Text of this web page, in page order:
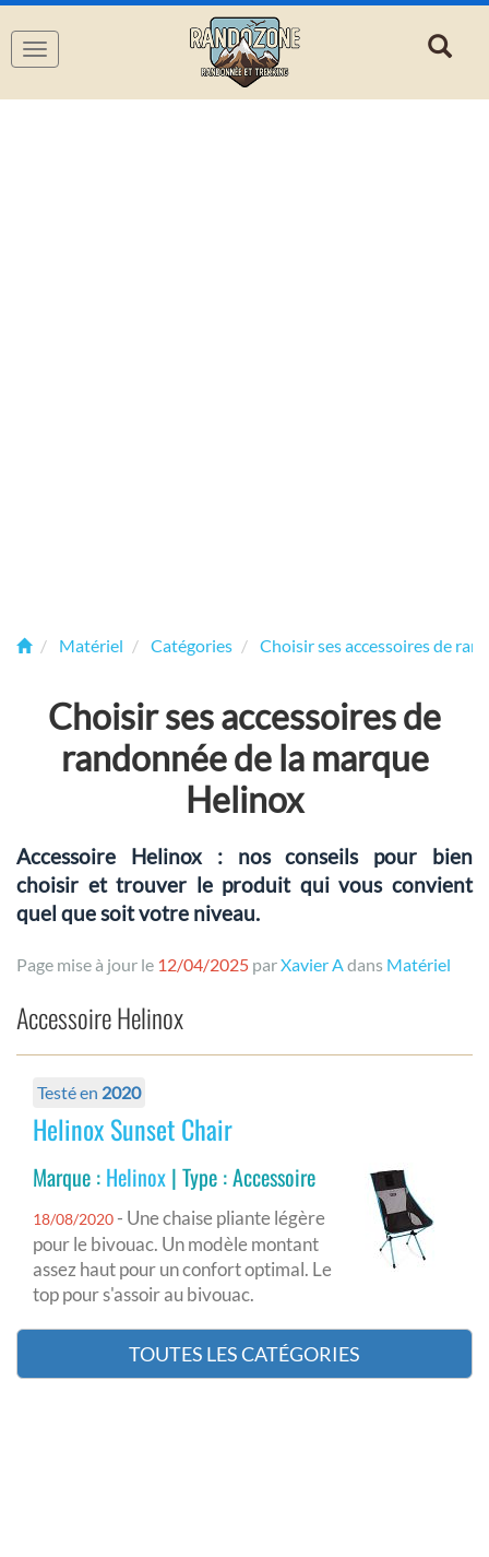
Navigation
Matériel Catégories Choisir ses accessoires de
Choisir ses accessoires de
randonnée de la marque
Helinox
Accessoire Helinox : nos conseils pour bien
choisir et trouver le produit qui vous convient
quel que soit votre niveau.
Page mise à jour le 12/04/2025 parXavier Adans Matériel
Accessoire Helinox
Testé en 2020
Helinox Sunset Chair
Marque : Helinox | Type : Accessoire
18/08/2020 - Une chaise pliante légère
pour le bivouac. Un modèle montant
assez haut pour un confort optimal. Le
top pour s'assoir au bivouac.
TOUTES LES CATÉGORIES